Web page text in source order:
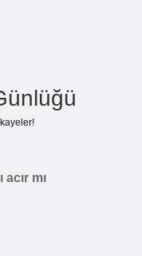
acır mı